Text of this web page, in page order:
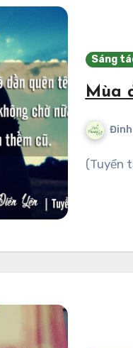
Sáng
Mùa
Đinh